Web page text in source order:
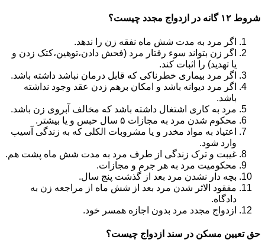
شروط ۱۲ گانه در ازدواج مجدد چیست؟
اگر مرد به مدت شش ماه نفقه زن را ندهد.
اگر زن بتواند سوء رفتار مرد (فحش دادن،توهین،کتک زدن و
یا تهدید) را اثبات کند.
اگر مرد بیماری خطرناکی که قابل درمان نباشد داشته باشد.
اگر مرد دیوانه باشد و امکان برهم زدن عقد وجود نداشته
باشد.
مرد به کاری اشتغال داشته باشد که مخالف آبروی زن باشد.
محکوم شدن مرد به مجازات ۵ سال حبس و یا بیشتر.
اعتیاد به مواد مخدر و یا مشروبات الکلی که به زندگی آسیب
وارد شود.
غیبت و ترک زندگی از طرف مرد به مدت شش ماه پشت هم.
محکومیت مرد به هر جرم و مجازات.
بچه دار نشدن مرد بعد از گذشت پنج سال.
مفقود الاثر شدن مرد بعد از شش ماه از مراجعه زن به
دادگاه.
ازدواج مجدد مرد بدون اجازه همسر خود.
حق تعیین مسکن در سند ازدواج چیست؟